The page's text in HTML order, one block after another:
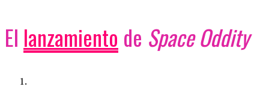
El lanzamiento de Space Oddity